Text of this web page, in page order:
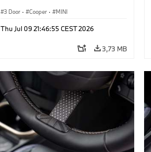
3 Door · Cooper · MINI
Thu Jul 09 21:46:55 CEST 2026
3,73 MB